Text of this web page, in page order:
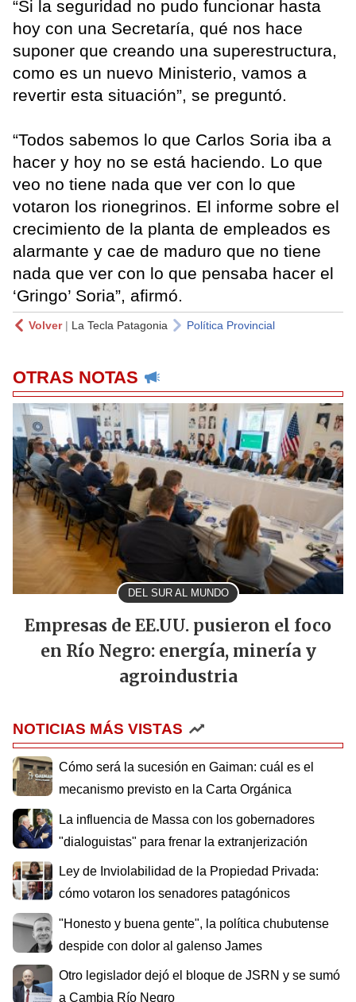
“Si la seguridad no pudo funcionar hasta
hoy con una Secretaría, qué nos hace
suponer que creando una superestructura,
como es un nuevo Ministerio, vamos a
revertir esta situación”, se preguntó.
“Todos sabemos lo que Carlos Soria iba a
hacer y hoy no se está haciendo. Lo que
veo no tiene nada que ver con lo que
votaron los rionegrinos. El informe sobre el
crecimiento de la planta de empleados es
alarmante y cae de maduro que no tiene
nada que ver con lo que pensaba hacer el
‘Gringo’ Soria”, afirmó.
Volver| La Tecla Patagonia Política Provincial
OTRAS NOTAS
DEL SUR AL MUNDO
Empresas de EE.UU. pusieron el foco
en Río Negro: energía, minería y
agroindustria
NOTICIAS MÁS VISTAS
Cómo será la sucesión en Gaiman: cuál es el
mecanismo previsto en la Carta Orgánica
La influencia de Massa con los gobernadores
"dialoguistas" para frenar la extranjerización
Ley de Inviolabilidad de la Propiedad Privada:
cómo votaron los senadores patagónicos
"Honesto y buena gente", la política chubutense
despide con dolor al galenso James
Otro legislador dejó el bloque de JSRN y se sumó
a Cambia Río Negro